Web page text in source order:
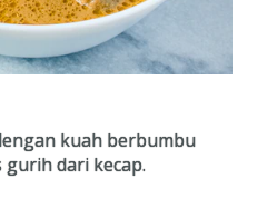
kuah berbumbu
gurih dari kecap.